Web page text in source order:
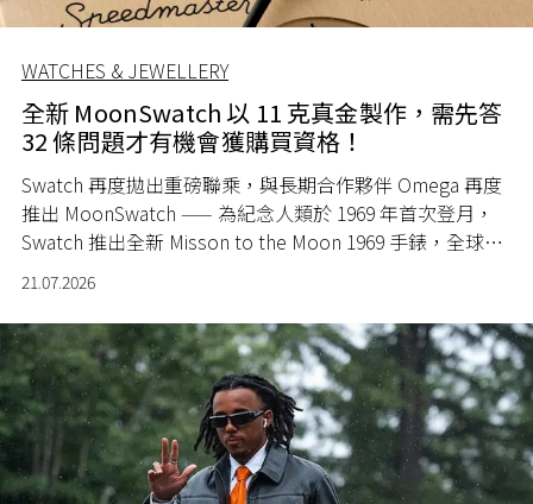
WATCHES & JEWELLERY
全新 MoonSwatch 以 11 克真金製作，需先答
32 條問題才有機會獲購買資格！
Swatch 再度拋出重磅聯乘，與長期合作夥伴 Omega 再度
推出 MoonSwatch —— 為紀念人類於 1969 年首次登月，
Swatch 推出全新 Misson to the Moon 1969 手錶，全球限
21.07.2026